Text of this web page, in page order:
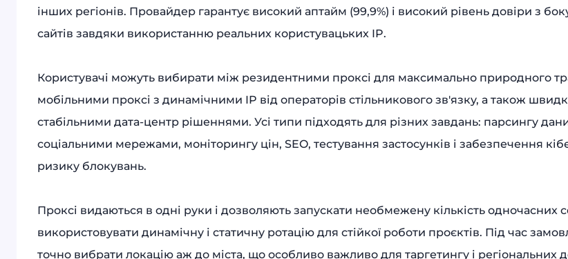
інших регіонів. Провайдер гарантує високий аптайм (99,9%) і високий рівень довіри з
сайтів завдяки використанню реальних користувацьких IP.
Користувачі можуть вибирати між резидентними проксі для максимально природного
мобільними проксі з динамічними IP від операторів стільникового зв'язку, а також
стабільними дата-центр рішеннями. Усі типи підходять для різних завдань: парсингу
соціальними мережами, моніторингу цін, SEO, тестування застосунків і забезпечення
ризику блокувань.
Проксі видаються в одні руки і дозволяють запускати необмежену кількість одночасних
використовувати динамічну і статичну ротацію для стійкої роботи проєктів. Під час
точно вибрати локацію аж до міста, що особливо важливо для таргетингу і регіональних